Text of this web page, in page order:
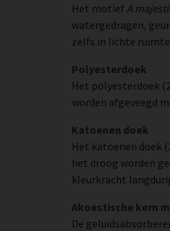
Het motief A
watergedragen,
zelfs in lichte
Polyesterdoek
Het polyesterdoek
worden afgeveegd
Katoenen doek
Het katoenen doek
het droog worden
kleurkracht
Akoestische kern
De